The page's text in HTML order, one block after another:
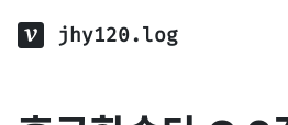
jhy120.log